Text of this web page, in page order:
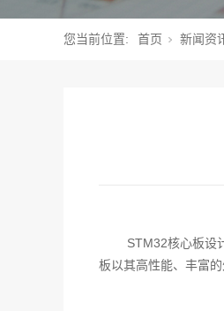
您当前位置: 首页 新闻资
STM32核心板设
板以其高性能、丰富